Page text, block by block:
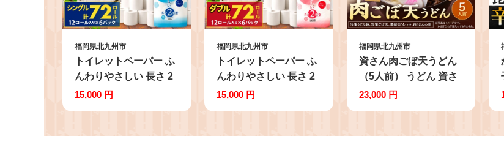
福岡県北九州市
トイレットペーパー ふ
んわりやさしい 長さ 2
倍巻き 100ｍ シングル
15,000 円
福岡県北九州市
トイレットペーパー ふ
んわりやさしい 長さ 2
倍巻き 50ｍ ダブル 計
15,000 円
福岡県北九州市
資さん肉ごぼ天うどん
（5人前） うどん 資さ
んうどん 肉ごぼ天うど
23,000 円